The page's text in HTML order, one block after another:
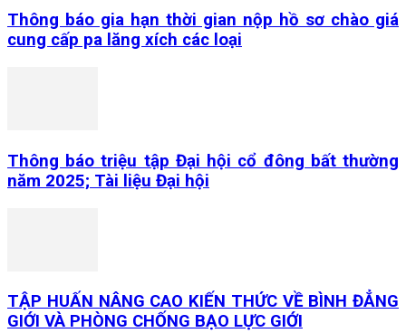
Thông báo gia hạn thời gian nộp hồ sơ chào giá
cung cấp pa lăng xích các loại
Thông báo triệu tập Đại hội cổ đông bất thường
năm 2025; Tài liệu Đại hội
TẬP HUẤN NÂNG CAO KIẾN THỨC VỀ BÌNH ĐẲNG
GIỚI VÀ PHÒNG CHỐNG BẠO LỰC GIỚI